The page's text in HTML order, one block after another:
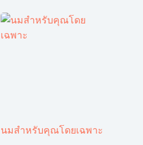
นมสำหรับคุณโดยเฉพาะ